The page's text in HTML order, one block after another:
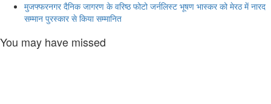
मुजफ्फरनगर दैनिक जागरण के वरिष्ठ फोटो जर्नलिस्ट भूषण भास्कर को मेरठ में नारद
सम्मान पुरस्कार से किया सम्मानित
You may have missed